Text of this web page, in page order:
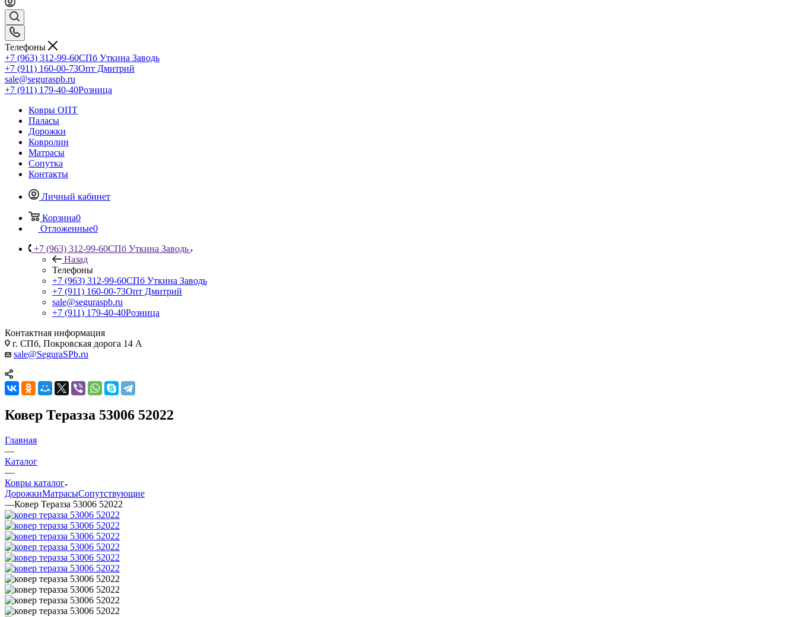
Телефоны
+7 (963) 312-99-60СПб Уткина Заводь
+7 (911) 160-00-73Опт Дмитрий
sale@seguraspb.ru
+7 (911) 179-40-40Розница
Ковры ОПТ
Паласы
Дорожки
Ковролин
Матрасы
Сопутка
Контакты
Личный кабинет
Корзина0
Отложенные0
+7 (963) 312-99-60СПб Уткина Заводь
Назад
Телефоны
+7 (963) 312-99-60СПб Уткина Заводь
+7 (911) 160-00-73Опт Дмитрий
sale@seguraspb.ru
+7 (911) 179-40-40Розница
Контактная информация
г. СПб, Покровская дорога 14 А
sale@SeguraSPb.ru
Ковер Теразза 53006 52022
Главная
—
Каталог
—
Ковры каталог
ДорожкиМатрасыСопутствующие
—Ковер Теразза 53006 52022